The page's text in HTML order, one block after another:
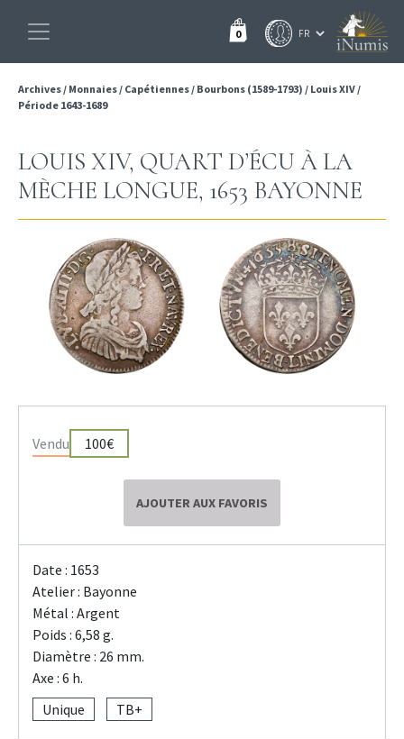
0
Archives/ Monnaies/ Capétiennes/ Bourbons (1589-1793) / Louis XIV/
Période 1643-1689
LOUIS XIV, QUART D’ÉCU À LA
MÈCHE LONGUE, 1653 BAYONNE
Vendu 100€
AJOUTER AUX FAVORIS
Date : 1653
Atelier : Bayonne
Métal : Argent
Poids : 6,58 g.
Diamètre : 26 mm.
Axe : 6 h.
Unique
TB+